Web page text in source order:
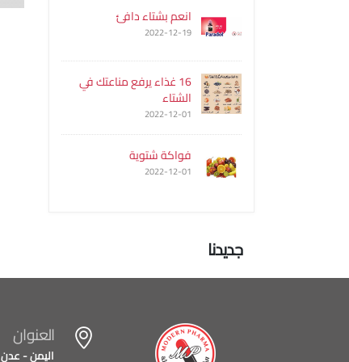
انعم بشتاء دافئ
2022-12-19
16 غذاء يرفع مناعتك في
الشتاء
2022-12-01
فواكة شتوية
2022-12-01
جديدنا
العنوان
اليمن - عدن